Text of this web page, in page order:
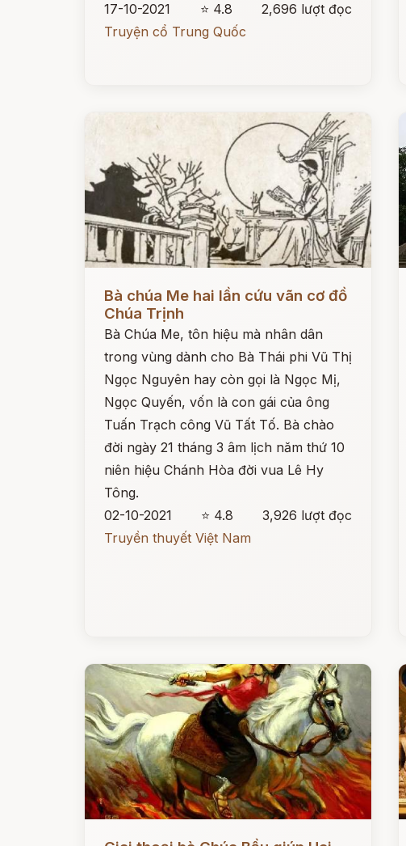
17-10-2021
⭐ 4.8
2,696 lượt đọc
Truyện cổ Trung Quốc
Bà chúa Me hai lần cứu vãn cơ đồ
Chúa Trịnh
Bà Chúa Me, tôn hiệu mà nhân dân
trong vùng dành cho Bà Thái phi Vũ Thị
Ngọc Nguyên hay còn gọi là Ngọc Mị,
Ngọc Quyến, vốn là con gái của ông
Tuấn Trạch công Vũ Tất Tố. Bà chào
đời ngày 21 tháng 3 âm lịch năm thứ 10
niên hiệu Chánh Hòa đời vua Lê Hy
Tông.
02-10-2021
⭐ 4.8
3,926 lượt đọc
Truyền thuyết Việt Nam